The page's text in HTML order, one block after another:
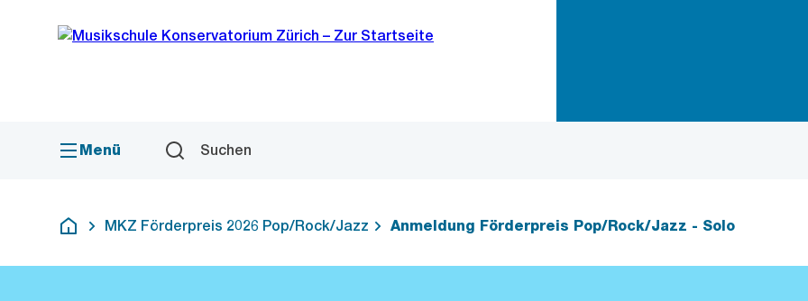
Navigation
Sprunglink
Menü Suchen
Deutsch
MKZ Förderpreis 2026 Pop/Rock/Jazz Anmeldung Förderpreis Pop/Rock/Jazz - Solo